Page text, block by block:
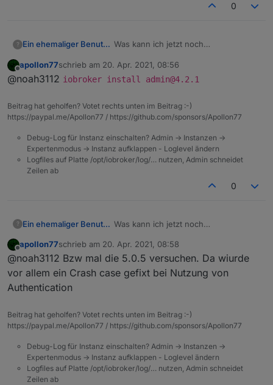
0
? Ein ehemaliger Benutzer Was kann ich jetzt noch
Offline
apollon77schrieb am 20. Apr. 2021, 08:56
zuletzt editiert von
@noah3112 iobroker install admin@4.2.1
Beitrag hat geholfen? Votet rechts unten im Beitrag :-)
https://paypal.me/Apollon77 / https://github.com/sponsors/Apollon77
Debug-Log für Instanz einschalten? Admin -> Instanzen ->
Expertenmodus -> Instanz aufklappen - Loglevel ändern
Logfiles auf Platte /opt/iobroker/log/… nutzen, Admin schneidet
Zeilen ab
0
? Ein ehemaliger Benutzer Was kann ich jetzt noch
Offline
apollon77schrieb am 20. Apr. 2021, 08:58
zuletzt editiert von
@noah3112 Bzw mal die 5.0.5 versuchen. Da wiurde
vor allem ein Crash case gefixt bei Nutzung von
Authentication
Beitrag hat geholfen? Votet rechts unten im Beitrag :-)
https://paypal.me/Apollon77 / https://github.com/sponsors/Apollon77
Debug-Log für Instanz einschalten? Admin -> Instanzen ->
Expertenmodus -> Instanz aufklappen - Loglevel ändern
Logfiles auf Platte /opt/iobroker/log/… nutzen, Admin schneidet
Zeilen ab